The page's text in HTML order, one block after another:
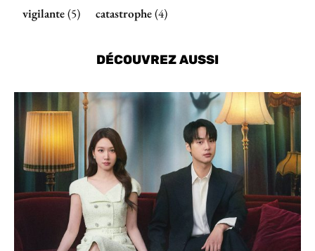
vigilante(5) catastrophe(4)
DÉCOUVREZ AUSSI